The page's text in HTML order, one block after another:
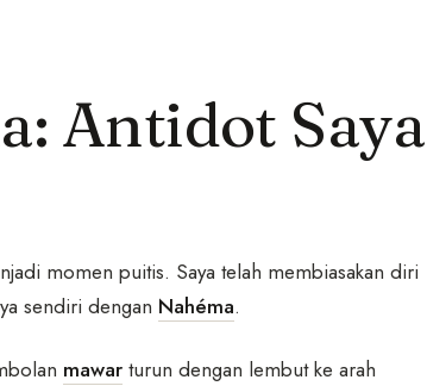
Antidot Saya
momen puitis. Saya telah membiasakan diri
sendiri dengan Nahéma.
mawar turun dengan lembut ke arah